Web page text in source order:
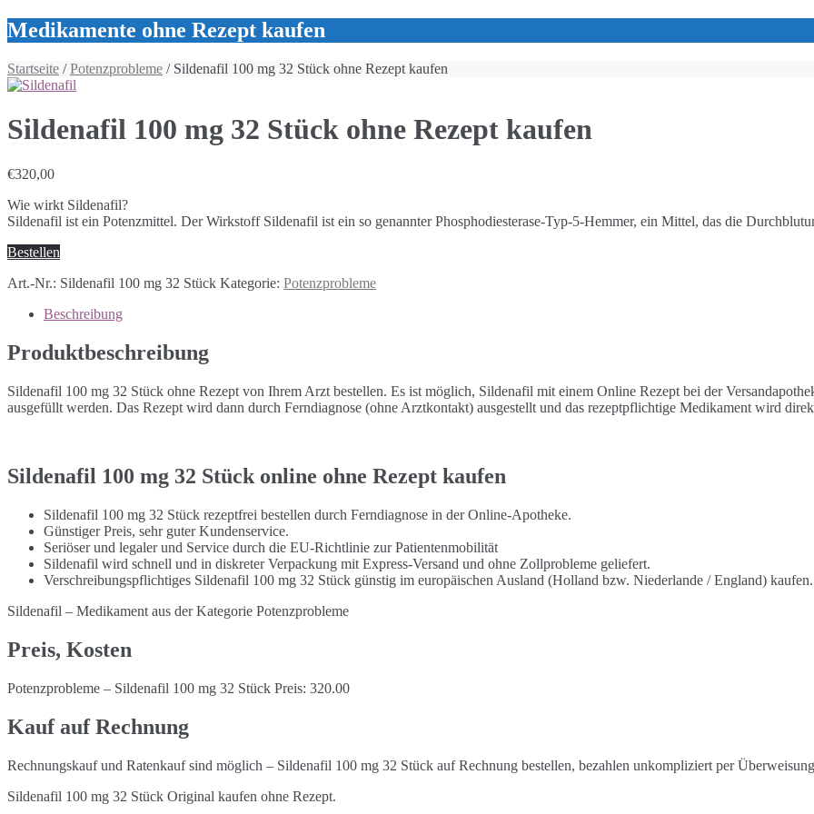
Medikamente ohne Rezept kaufen
Startseite /Potenzprobleme / Sildenafil 100 mg 32 Stück ohne Rezept kaufen
Sildenafil 100 mg 32 Stück ohne Rezept kaufen
€320,00
Wie wirkt Sildenafil?
Sildenafil ist ein Potenzmittel. Der Wirkstoff Sildenafil ist ein so genannter Phosphodiesterase-Typ-5-Hemmer, ein Mittel, das die
Bestellen
Art.-Nr.: Sildenafil 100 mg 32 Stück Kategorie: Potenzprobleme
Beschreibung
Produktbeschreibung
Sildenafil 100 mg 32 Stück ohne Rezept von Ihrem Arzt bestellen. Es ist möglich, Sildenafil mit einem Online Rezept bei der
ausgefüllt werden. Das Rezept wird dann durch Ferndiagnose (ohne Arztkontakt) ausgestellt und das rezeptpflichtige Medikament wird
Sildenafil 100 mg 32 Stück online ohne Rezept kaufen
Sildenafil 100 mg 32 Stück rezeptfrei bestellen durch Ferndiagnose in der Online-Apotheke.
Günstiger Preis, sehr guter Kundenservice.
Seriöser und legaler und Service durch die EU-Richtlinie zur Patientenmobilität
Sildenafil wird schnell und in diskreter Verpackung mit Express-Versand und ohne Zollprobleme geliefert.
Verschreibungspflichtiges Sildenafil 100 mg 32 Stück günstig im europäischen Ausland (Holland bzw. Niederlande / England) kaufen.
Sildenafil – Medikament aus der Kategorie Potenzprobleme
Preis, Kosten
Potenzprobleme – Sildenafil 100 mg 32 Stück Preis: 320.00
Kauf auf Rechnung
Rechnungskauf und Ratenkauf sind möglich – Sildenafil 100 mg 32 Stück auf Rechnung bestellen, bezahlen unkompliziert per
Sildenafil 100 mg 32 Stück Original kaufen ohne Rezept.